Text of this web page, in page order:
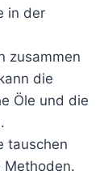
in der
zusammen
die
Öle und die
tauschen
Methoden.